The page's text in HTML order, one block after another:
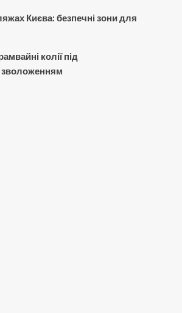
Києва: безпечні зони для
колії під